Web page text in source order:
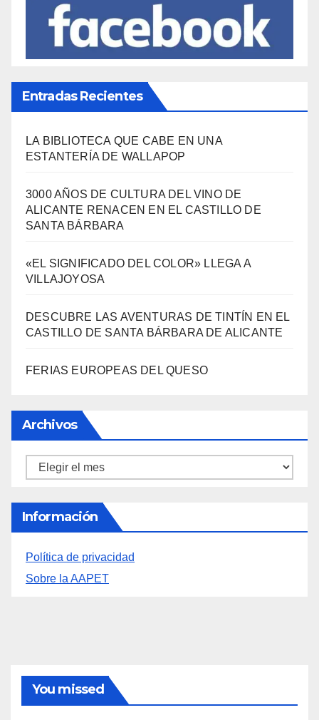
Entradas Recientes
LA BIBLIOTECA QUE CABE EN UNA
ESTANTERÍA DE WALLAPOP
3000 AÑOS DE CULTURA DEL VINO DE
ALICANTE RENACEN EN EL CASTILLO DE
SANTA BÁRBARA
«EL SIGNIFICADO DEL COLOR» LLEGA A
VILLAJOYOSA
DESCUBRE LAS AVENTURAS DE TINTÍN EN EL
CASTILLO DE SANTA BÁRBARA DE ALICANTE
FERIAS EUROPEAS DEL QUESO
Archivos
Archivos
Información
Política de privacidad
Sobre la AAPET
You missed